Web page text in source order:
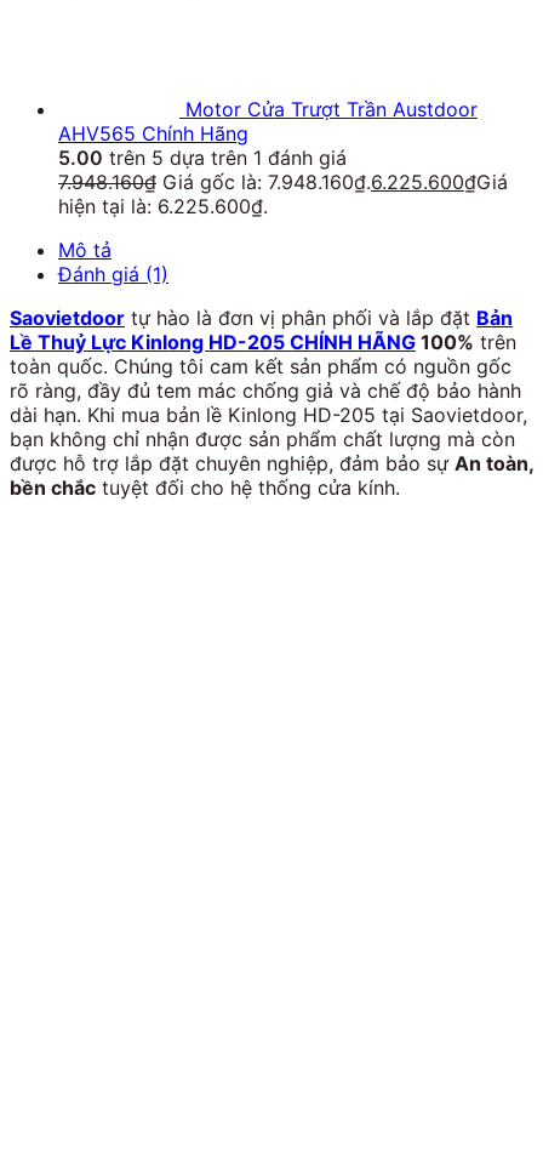
Motor Cửa Trượt Trần Austdoor
AHV565 Chính Hãng
5.00 trên 5 dựa trên 1 đánh giá
7.948.160₫ Giá gốc là: 7.948.160₫.6.225.600₫Giá
hiện tại là: 6.225.600₫.
Mô tả
Đánh giá (1)
Saovietdoor tự hào là đơn vị phân phối và lắp đặt Bản
Lề Thuỷ Lực Kinlong HD-205 CHÍNH HÃNG 100% trên
toàn quốc. Chúng tôi cam kết sản phẩm có nguồn gốc
rõ ràng, đầy đủ tem mác chống giả và chế độ bảo hành
dài hạn. Khi mua bản lề Kinlong HD-205 tại Saovietdoor,
bạn không chỉ nhận được sản phẩm chất lượng mà còn
được hỗ trợ lắp đặt chuyên nghiệp, đảm bảo sự An toàn,
bền chắc tuyệt đối cho hệ thống cửa kính.